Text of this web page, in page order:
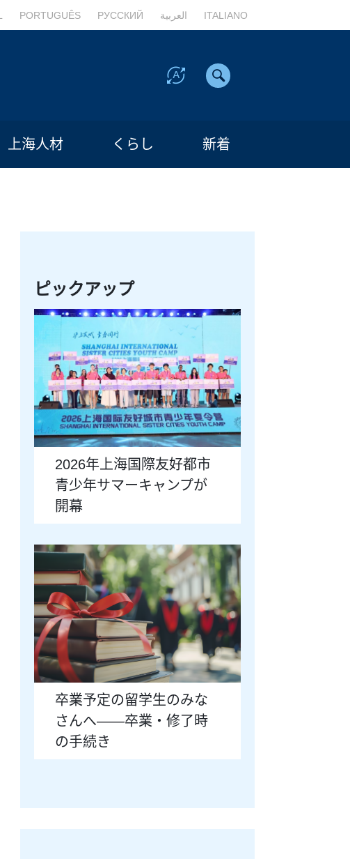
PORTUGUÊS РУССКИЙ العربية ITALIANO
上海人材 くらし 新着
ピックアップ
2026年上海国際友好都市
青少年サマーキャンプが
開幕
卒業予定の留学生のみな
さんへ――卒業・修了時
の手続き